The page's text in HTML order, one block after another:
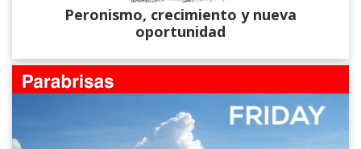
Peronismo, crecimiento y nueva
oportunidad